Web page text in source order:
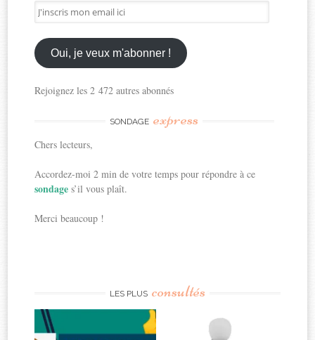
J'inscris
mon
email
ici
Oui, je veux m'abonner !
Rejoignez les 2 472 autres abonnés
SONDAGE express
Chers lecteurs,
Accordez-moi 2 min de votre temps pour répondre à ce
sondages’il vous plaît.
Merci beaucoup !
LES PLUS consultés